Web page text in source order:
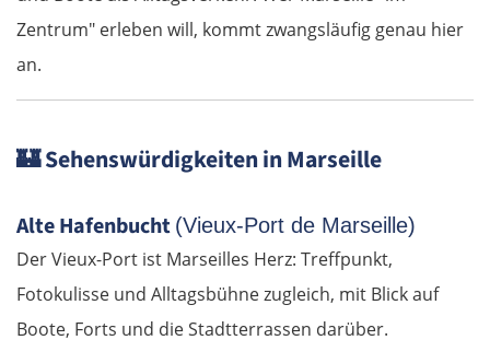
Zentrum" erleben will, kommt zwangsläufig genau hier
an.
🏰Sehenswürdigkeiten in Marseille
Alte Hafenbucht (Vieux-Port de Marseille)
Der Vieux-Port ist Marseilles Herz: Treffpunkt,
Fotokulisse und Alltagsbühne zugleich, mit Blick auf
Boote, Forts und die Stadtterrassen darüber.